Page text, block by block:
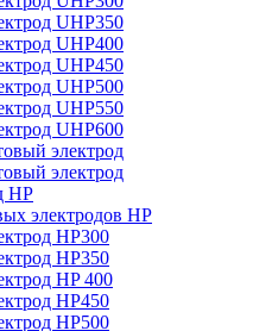
UHP350
UHP400
UHP450
UHP500
UHP550
UHP600
электрод
электрод
HP
электродов HP
HP300
HP350
HP 400
HP450
HP500